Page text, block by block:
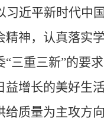
习近平新时代中
精神，认真落实
“三重三新”的要
益增长的美好生
给质量为主攻方